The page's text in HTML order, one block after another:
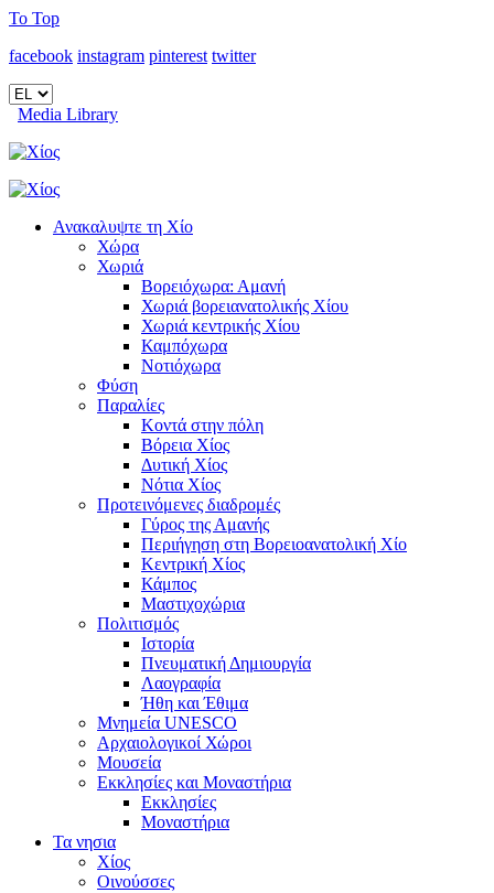
To Top
facebook instagram pinterest twitter
Media Library
Ανακαλυψτε τη Χίο
Χώρα
Χωριά
Βορειόχωρα: Αμανή
Χωριά βορειανατολικής Χίου
Χωριά κεντρικής Χίου
Καμπόχωρα
Νοτιόχωρα
Φύση
Παραλίες
Κοντά στην πόλη
Βόρεια Χίος
Δυτική Χίος
Νότια Χίος
Προτεινόμενες διαδρομές
Γύρος της Αμανής
Περιήγηση στη Βορειοανατολική Χίο
Κεντρική Χίος
Κάμπος
Μαστιχοχώρια
Πολιτισμός
Ιστορία
Πνευματική Δημιουργία
Λαογραφία
Ήθη και Έθιμα
Μνημεία UNESCO
Αρχαιολογικοί Χώροι
Μουσεία
Εκκλησίες και Μοναστήρια
Εκκλησίες
Μοναστήρια
Τα νησια
Χίος
Οινούσσες